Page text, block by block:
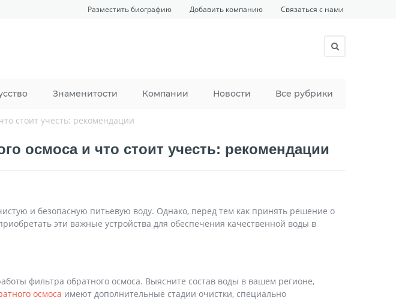
Разместить биографию Добавить компанию Связаться с нами
Знаменитости Компании Новости Все рубрики
стоит учесть: рекомендации
осмоса и что стоит учесть: рекомендации
и безопасную питьевую воду. Однако, перед тем как принять решение о
эти важные устройства для обеспечения качественной воды в
фильтра обратного осмоса. Выясните состав воды в вашем регионе,
осмоса имеют дополнительные стадии очистки, специально